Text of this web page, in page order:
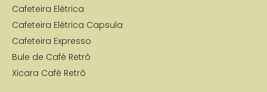
Cafeteira Elétrica
Cafeteira Elétrica Capsula
Cafeteira Expresso
Bule de Café Retrô
Xicara Café Retrô